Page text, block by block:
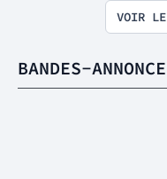
VOIR LE
BANDES-